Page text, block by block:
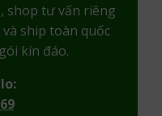
, shop tư vấn riêng
và ship toàn quốc
kín đáo.